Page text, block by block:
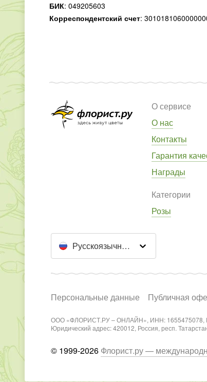
БИК: 049205603
Корреспондентский счет:
О сервисе
О нас
Контакты
Гарантия
Награды
Категории
Розы
Русскоязычный сайт
Персональные данные Публичная
ООО «ФЛОРИСТ.РУ – ОНЛАЙН», ИНН: 1655475078,
Юридический адрес: 420012, Россия, респ.
© 1999-2026 Флорист.ру —